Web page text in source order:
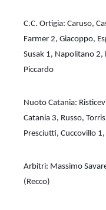
C.C. Ortigia: Caruso,
Farmer 2, Giacoppo,
Susak 1, Napolitano
Piccardo
Nuoto Catania:
Catania 3, Russo,
Presciutti, Cuccovillo
Arbitri: Massimo
(Recco)